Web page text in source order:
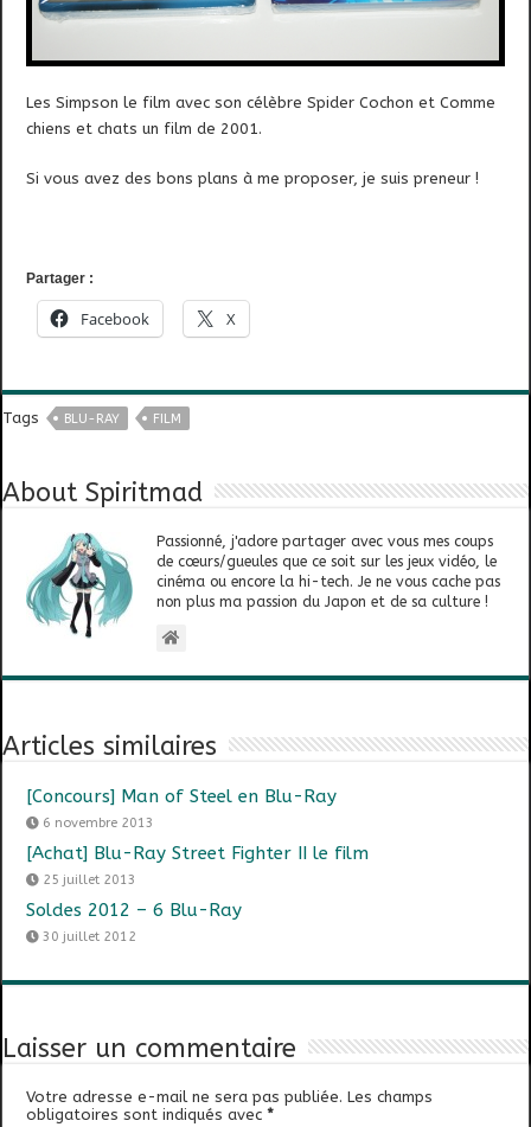
Les Simpson le film avec son célèbre Spider Cochon et Comme
chiens et chats un film de 2001.
Si vous avez des bons plans à me proposer, je suis preneur !
Partager :
Facebook X
Tags BLU-RAY FILM
About Spiritmad
Passionné, j'adore partager avec vous mes coups
de cœurs/gueules que ce soit sur les jeux vidéo, le
cinéma ou encore la hi-tech. Je ne vous cache pas
non plus ma passion du Japon et de sa culture !
Articles similaires
[Concours] Man of Steel en Blu-Ray
6 novembre 2013
[Achat] Blu-Ray Street Fighter II le film
25 juillet 2013
Soldes 2012 – 6 Blu-Ray
30 juillet 2012
Laisser un commentaire
Votre adresse e-mail ne sera pas publiée. Les champs
obligatoires sont indiqués avec*